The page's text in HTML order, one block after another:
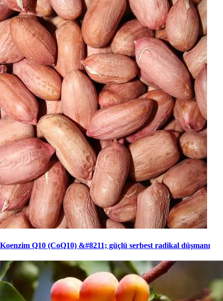
Koenzim Q10 (CoQ10) &#8211; güçlü serbest radikal düşmanı